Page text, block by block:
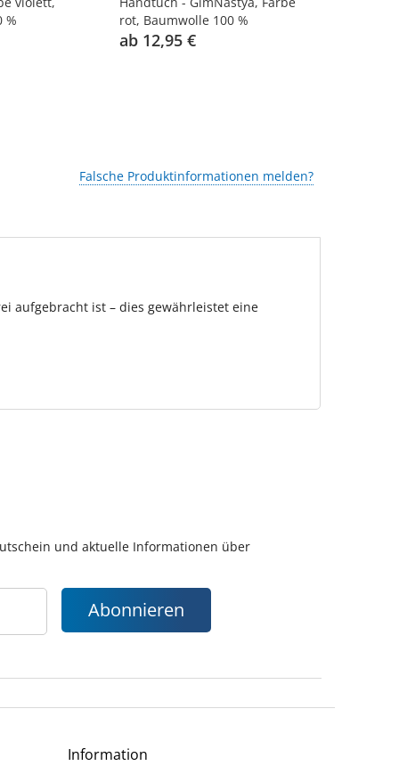
%
rot, Baumwolle 100 %
ab 12,95 €
Falsche Produktinformationen melden?
aufgebracht ist – dies gewährleistet eine
und aktuelle Informationen über
Abonnieren
Information